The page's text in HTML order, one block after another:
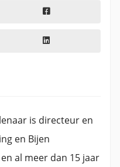
is directeur en
en Bijen
al meer dan 15 jaar